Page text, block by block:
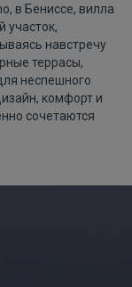
в Бениссе, вилла
участок,
навстречу
террасы,
неспешного
комфорт и
сочетаются